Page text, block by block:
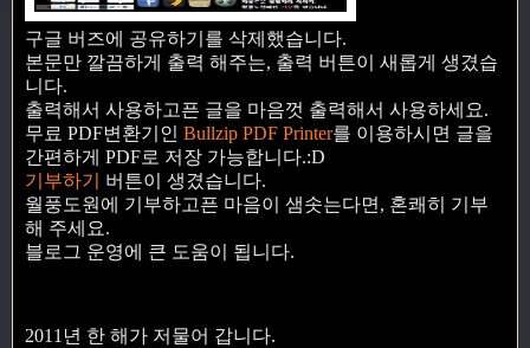
구글 버즈에 공유하기를 삭제했습니다.
본문만 깔끔하게 출력 해주는, 출력 버튼이 새롭게 생겼습
니다.
출력해서 사용하고픈 글을 마음껏 출력해서 사용하세요.
무료 PDF변환기인 Bullzip PDF Printer를 이용하시면 글을
간편하게 PDF로 저장 가능합니다.:D
기부하기
버튼이 생겼습니다.
월풍도원에 기부하고픈 마음이 샘솟는다면, 혼쾌히 기부
해 주세요.
블로그 운영에 큰 도움이 됩니다.
2011년 한 해가 저물어 갑니다.